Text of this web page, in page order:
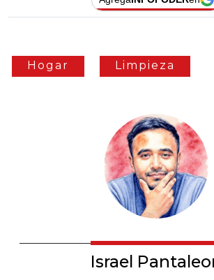
Hogar Limpieza
Israel